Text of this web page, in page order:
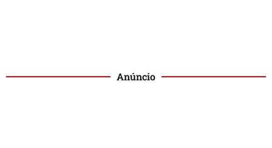
Anúncio